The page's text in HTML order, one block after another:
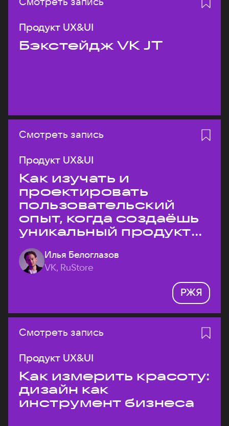
Продукт UX&UI
Бэкстейдж VK JT
Смотреть запись
Продукт UX&UI
Как изучать и
проектировать
пользовательский
опыт, когда создаёшь
уникальный продукт
на рынке?
Илья Белоглазов
VK, RuStore
РЖЯ
Смотреть запись
Продукт UX&UI
Как измерить красоту:
дизайн как
инструмент бизнеса